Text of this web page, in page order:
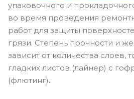
упаковочного и
во время проведения
работ для защиты
грязи. Степень прочности и
зависит от количества слоев,
гладких листов (лайнер) с
(флютинг).